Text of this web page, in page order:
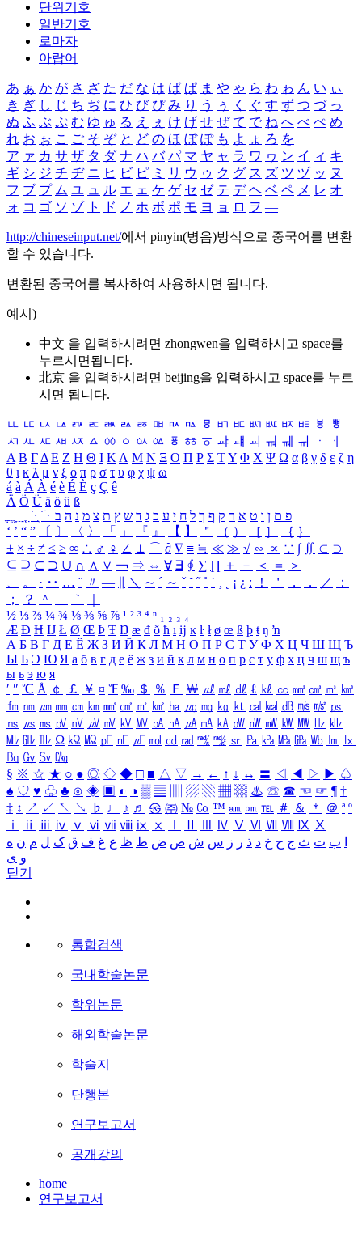
단위기호
일반기호
로마자
아랍어
あ ぁ か が さ ざ た だ な は ば ぱ ま や ゃ ら わ ゎ ん い ぃ
き ぎ し じ ち ぢ に ひ び ぴ み り う ぅ く ぐ す ず つ づ っ
ぬ ふ ぶ ぷ む ゆ ゅ る え ぇ け げ せ ぜ て で ね へ べ ぺ め
れ お ぉ こ ご そ ぞ と ど の ほ ぼ ぽ も よ ょ ろ を
ア ァ カ サ ザ タ ダ ナ ハ バ パ マ ヤ ャ ラ ワ ヮ ン イ ィ キ
ギ シ ジ チ ヂ ニ ヒ ビ ピ ミ リ ウ ゥ ク グ ス ズ ツ ヅ ッ ヌ
フ ブ プ ム ユ ュ ル エ ェ ケ ゲ セ ゼ テ デ ヘ ベ ペ メ レ オ
ォ コ ゴ ソ ゾ ト ド ノ ホ ボ ポ モ ヨ ョ ロ ヲ ―
http://chineseinput.net/에서 pinyin(병음)방식으로 중국어를 변환
할 수 있습니다.
변환된 중국어를 복사하여 사용하시면 됩니다.
예시)
中文 을 입력하시려면 zhongwen을 입력하시고 space를
누르시면됩니다.
北京 을 입력하시려면 beijing을 입력하시고 space를 누르
시면 됩니다.
ㅥ ㅦ ㅧ ㅨ ㅩ ㅪ ㅫ ㅬ ㅭ ㅮ ㅯ ㅰ ㅱ ㅲ ㅳ ㅴ ㅵ ㅶ ㅷ ㅸ
ㅹ
ㅺ ㅻ ㅼ ㅽ ㅾ ㅿ ㆀ ㆁ ㆂ ㆃ ㆄ ㆅ ㆆ ㆇ ㆈ ㆉ ㆊ ㆋ ㆌ ㆍ
ㆎ
Α Β ΓΔ Ε Ζ Η Θ Ι ΚΛ Μ Ν Ξ Ο Π Ρ Σ ΤΥ Φ Χ Ψ Ω α β γ δ ε ζ η
θ ι κ λ μ ν ξ ο π ρ σ τ υ φ χ ψ ω
á à Á À é è É È ç Ç ê
Ä Ö Ü ä ö ü ß
ִֶֹ ֻּ ׁׂ פ ם ן ו ט א ר ק ף ך ל ח י ע כ ג ד ש ץ ת צ מ נ ה ב
‘ ’ “ ” 〔 〕 〈 〉 「 」 『 』 【 】 ＂ （ ） ［ ］ ｛ ｝
± × ÷ ≠ ≤ ≥ ∞ ∴ ♂ ♀ ∠ ⊥ ⌒ ∂ ∇ ≡ ≒ ≪ ≫ √ ∽ ∝ ∵ ∫ ∬ ∈ ∋
⊆ ⊇ ⊂ ⊃ ∪ ∩ ∧ ∨ ￢ ⇒ ⇔ ∀ ∃ ∮ ∑ ∏ ＋ － ＜ ＝
＞
、
。 · ‥ … ¨ 〃 ― ＼ ∼ ´ ～ ˇ ˘ ˝ ˚ ˙ ¸ ¡ ¿ ː ！ ＇ ， ． ／
：
；
？ ＾ ｀
½ ⅓ ⅔ ¼ ¾ ⅛ ⅜ ⅝ ⅞ ¹ ² ³ ⁴ ⁿ ₁ ₂ ₃ ₄
Æ Ð Ħ Ĳ Ł Ø Œ Þ Ŧ Ŋ æ đ ð ħ ı ĳ ĸ ŀ ł ø œ ß þ ŧ ŋ ŉ
А Б В Г Д Е Ё Ж З И Й К Л М Н О П Р С Т У Ф Х Ц Ч Ш Щ Ъ
Ы Ь Э Ю Я а б в г д е ё ж з и й к л м н о п р с т у ф х ц ч ш щ ъ
ы ь э ю я
′ ″ ℃ Å ￠ ￡ ￥ ¤ ℉ ‰ ＄ ％ Ｆ ￦ ㎕ ㎖ ㎗ ℓ ㎘ ㏄ ㎣ ㎤ ㎥ ㎦
㎙ ㎚ ㎛ ㎜ ㎝ ㎞ ㎟ ㎠ ㎡ ㎢ ㏊ ㎍ ㎎ ㎏ ㏏ ㎈ ㎉ ㏈ ㎧ ㎨ ㎰
㎱ ㎲ ㎳ ㎴ ㎵ ㎶ ㎷ ㎸ ㎹ ㎀ ㎁ ㎂ ㎃ ㎄ ㎺ ㎻ ㎽ ㎾ ㎿ ㎐ ㎑
㎒ ㎓ ㎔ Ω ㏀ ㏁ ㎊ ㎋ ㎌ ㏖ ㏅ ㎭ ㎮ ㎯ ㏛ ㎩ ㎪ ㎫ ㎬ ㏝ ㏐
㏓
㏃ ㏉ ㏜ ㏆
§ ※ ☆ ★ ○ ● ◎ ◇ ◆ □ ■ △ ▽ → ← ↑ ↓ ↔ 〓 ◁ ◀ ▷ ▶ ♤
♠ ♡ ♥ ♧ ♣ ⊙ ◈ ▣ ◐ ◑ ▒ ▤ ▨ ▧ ▦ ▩ ♨ ☏ ☎ ☜ ☞ ¶ †
‡ ↕ ↗ ↙ ↖ ↘ ♭ ♩ ♪ ♬ ㉿ ㈜ № ㏇ ™ ㏂ ㏘ ℡ ＃ ＆ ＊ ＠ ª º
ⅰ
ⅱ ⅲ ⅳ ⅴ ⅵ ⅶ ⅷ ⅸ ⅹ Ⅳ Ⅴ Ⅵ Ⅶ Ⅷ Ⅸ Ⅹ
ب ت ث ج ح خ د ذ ر ز س ش ص ض ط ظ ع غ ف ق ک ل م ن ه
و ی
닫기
통합검색
국내학술논문
학위논문
해외학술논문
학술지
단행본
연구보고서
공개강의
home
연구보고서